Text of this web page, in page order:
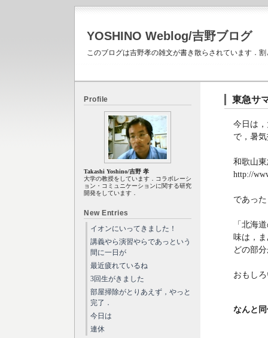
YOSHINO Weblog/吉野ブログ
このブログは吉野孝の雑文が書き散らされています．
東急サ
今日は
で，暑
和歌山
http://
であっ
「北海
味は，
どの部
おもし
なんと
Profile
Takashi Yoshino/吉野 孝
大学の教授をしています．コラボレーシ
ョン・コミュニケーションに関する研究
開発をしています．
New Entries
イオンにいってきました！
講義やら演習やらであっという
間に一日が
最近疲れているね
3回生がきました
部屋掃除がとりあえず，やっと
完了．
今日は
連休